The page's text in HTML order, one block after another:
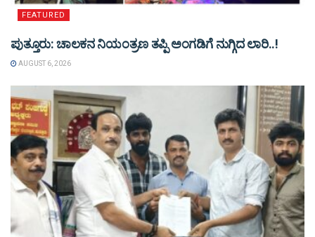
FEATURED
ಪುತ್ತೂರು: ಚಾಲಕನ ನಿಯಂತ್ರಣ ತಪ್ಪಿ ಅಂಗಡಿಗೆ ನುಗ್ಗಿದ ಲಾರಿ..!
AUGUST 6, 2026